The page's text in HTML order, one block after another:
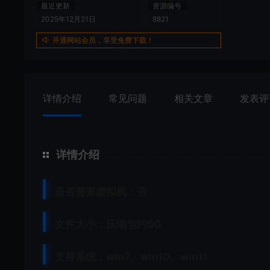
最近更新
2025年12月21日
资源编号
8821
开通网站会员，享受免费下载！
详情介绍 常见问题 相关文章 发表
详情介绍